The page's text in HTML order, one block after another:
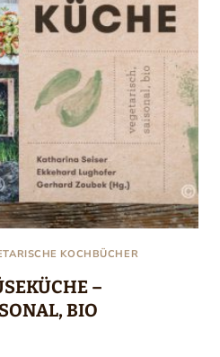
KOCHBÜCHER
–
BIO